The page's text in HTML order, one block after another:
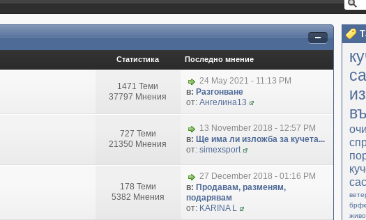
cac
брфк
Статистика Последно мнение
1471 Теми
37797 Мнения
24 May 2021 - 11:13 PM
в: Разгонване
от: Ангелина13
727 Теми
21350 Мнения
13 November 2018 - 12:57 PM
в: Ще има ли изложба за кучета...
от: simexsport
178 Теми
5382 Мнения
27 December 2018 - 01:16 PM
в: Продавам, разменям,
подарявам
от: KARINA L